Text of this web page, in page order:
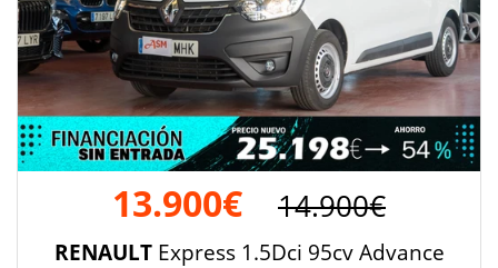
13.900€ 14.900€
RENAULTExpress 1.5Dci 95cv Advance